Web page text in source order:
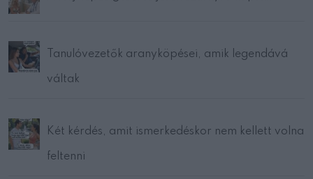
Tanulóvezetők aranyköpései, amik legendává
váltak
Két kérdés, amit ismerkedéskor nem kellett volna
feltenni